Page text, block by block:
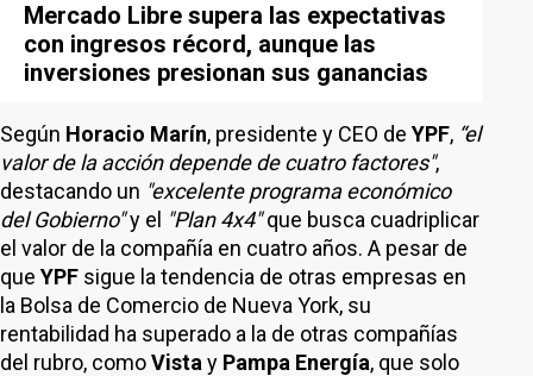
Mercado Libre supera las expectativas
con ingresos récord, aunque las
inversiones presionan sus ganancias
Según Horacio Marín, presidente y CEO de YPF, “el
valor de la acción depende de cuatro factores",
destacando un "excelente programa económico
del Gobierno"y el "Plan 4x4"que busca cuadriplicar
el valor de la compañía en cuatro años. A pesar de
que YPF sigue la tendencia de otras empresas en
la Bolsa de Comercio de Nueva York, su
rentabilidad ha superado a la de otras compañías
del rubro, comoVista y Pampa Energía, que solo